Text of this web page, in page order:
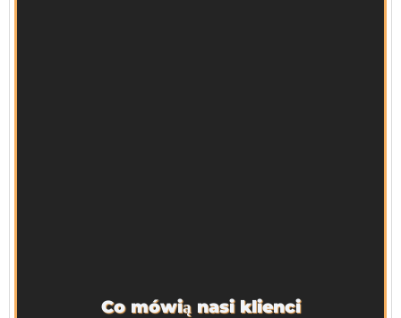
Co mówią nasi klienci